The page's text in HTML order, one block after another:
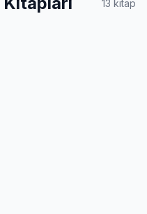
13 kitap